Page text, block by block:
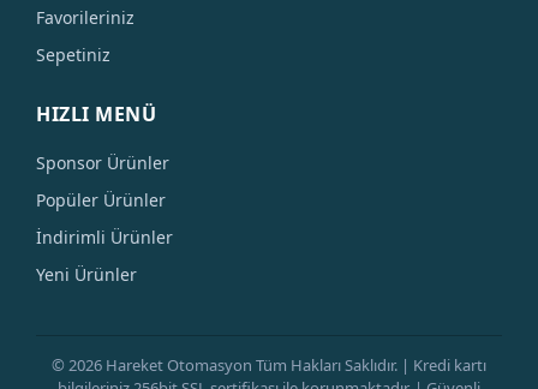
Favorileriniz
Sepetiniz
HIZLI MENÜ
Sponsor Ürünler
Popüler Ürünler
İndirimli Ürünler
Yeni Ürünler
© 2026 Hareket Otomasyon Tüm Hakları Saklıdır. | Kredi kartı